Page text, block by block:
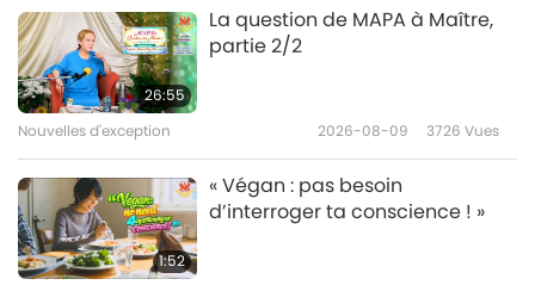
13:47
Le Dr Shenkman : Conseils d'un
« La roulette génétique : les
26:55
La question de MAPA à Maître,
partie 2/2
Nouvelles d'exception 2026-08-09 3726 Vues
1:52
« Végan : pas besoin
d’interroger ta conscience ! »